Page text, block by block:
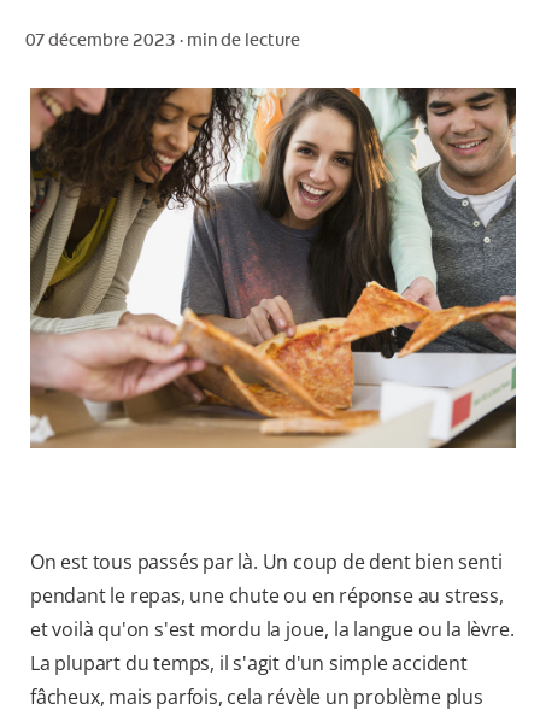
POUR LES PROFESSIONNELS
CH (FR)
07 décembre 2023 · min de lecture
On est tous passés par là. Un coup de dent bien senti
pendant le repas, une chute ou en réponse au stress,
et voilà qu'on s'est mordu la joue, la langue ou la lèvre.
La plupart du temps, il s'agit d'un simple accident
fâcheux, mais parfois, cela révèle un problème plus